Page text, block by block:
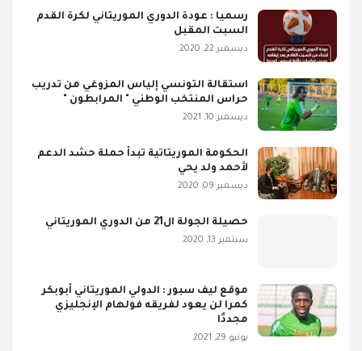
رسميا : عودة الدوري الموريتاني لكرة القدم
السبت المقبل
ديسمبر 22, 2020
استقالة التونسي إلياس المزوغي من تدريب
حراس المنتخب الوطني " المرابطون "
ديسمبر 10, 2021
الحكومة الموريتاتية تبدأ حملة حشد الدعم
لأحمد ولد يحي
ديسمبر 09, 2020
حصيلة الجولة ال21 من الدوري الموريتاني
سبتمبر 13, 2020
موقع ليف سبور : الدولي الموريتاني أبوبكر
كمرا لن يعود لفريقه فولهام الإنجليزي
مجددًا
يونيو 29, 2021